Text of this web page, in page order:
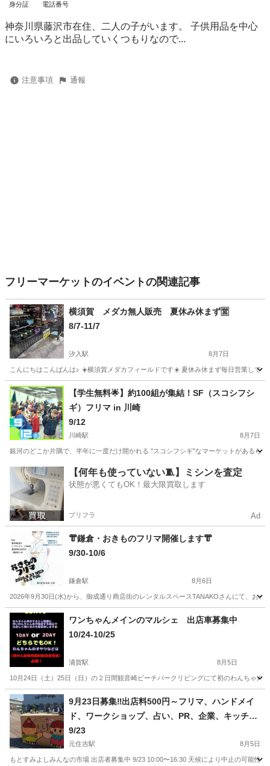
身分証 電話番号
神奈川県藤沢市在住、二人の子がいます。 子供用品を中心
にいろいろと出品していくつもりなので...
注意事項 通報
フリーマーケットのイベントの関連記事
横須賀 メダカ無人販売 夏休み休まず🈺
8/7-11/7
汐入駅 8月7日
こんにちはこんばんは♪ ☀️横須賀メダカフィールドです☀️ 夏休み休まず毎日営業して
神奈川 横須賀市 汐入駅 フリーマーケット メダカ
【学生無料🌟】約100組が集結！SF（スコシフシ
ギ）フリマ in 川崎
9/12
川崎駅 8月7日
銀河のどこか片隅で、半年に一度だけ開かれる "スコシフシギ"なマーケットがあるら
神奈川 川崎市 川崎駅 フリーマーケット 会場
【何年も使っていない🧵】ミシンを査定
状態が悪くてもOK！最大限買取します
プリフラ Ad
👘鎌倉・おきものフリマ開催します👘
9/30-10/6
鎌倉駅 8月6日
2026年9月30日(水)から、御成通り商店街のレンタルスペースTANAKOさんにて、お
神奈川 鎌倉市 鎌倉駅 フリーマーケット フリマ
ワンちゃんメインのマルシェ 出店車募集中
10/24-10/25
浦賀駅 8月5日
10月24日（土）25日（日）の２日間観音崎ビーチパークリビングにて初のわんちゃ
神奈川 横須賀市 浦賀駅 フリーマーケット わんちゃん
9月23日募集‼️出店料500円～フリマ、ハンドメイ
ド、ワークショップ、占い、PR、企業、キッチン
カーラスト1台
9/23
元住吉駅 8月5日
もとすみよしみんなの市場 出店者募集中 9/23 10:00〜16:30 天候により中止の可能性